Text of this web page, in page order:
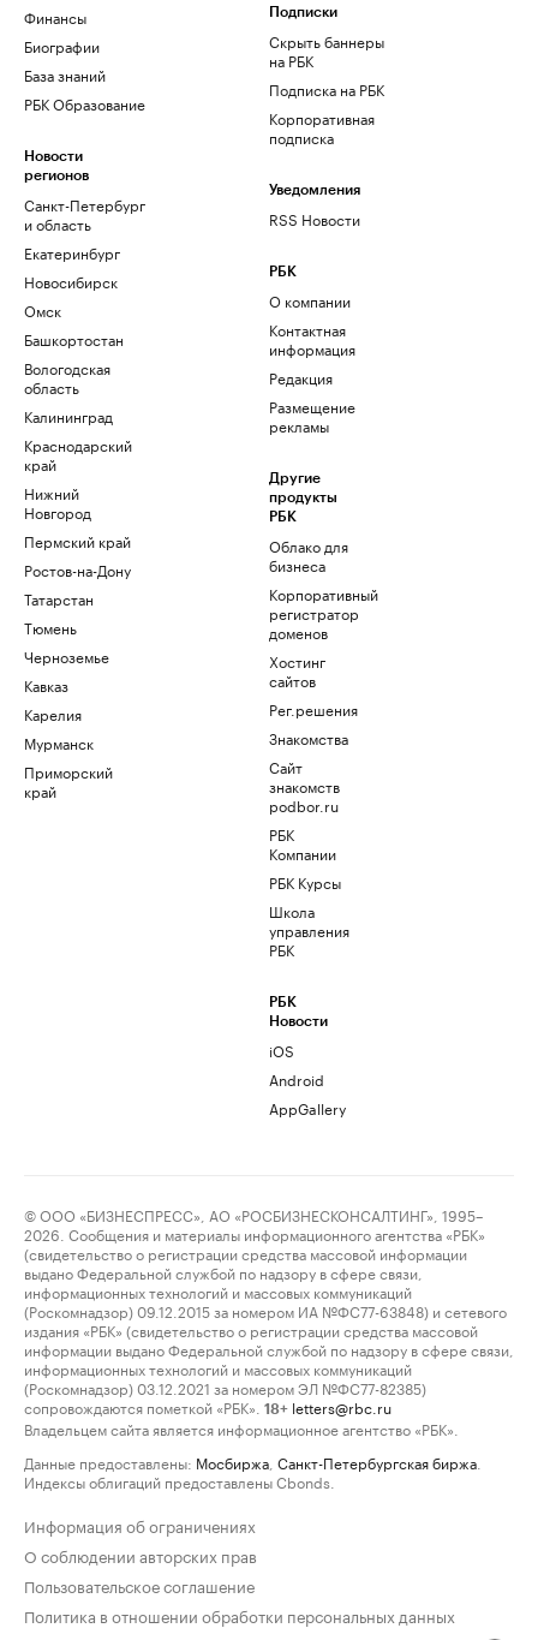
Финансы
Биографии
База знаний
РБК Образование
Новости
регионов
Санкт-Петербург
и область
Екатеринбург
Новосибирск
Омск
Башкортостан
Вологодская
область
Калининград
Краснодарский
край
Нижний
Новгород
Пермский край
Ростов-на-Дону
Татарстан
Тюмень
Черноземье
Кавказ
Карелия
Мурманск
Приморский
край
Подписки
Скрыть баннеры
на РБК
Подписка на РБК
Корпоративная
подписка
Уведомления
RSS Новости
РБК
О компании
Контактная
информация
Редакция
Размещение
рекламы
Другие
продукты
РБК
Облако для
бизнеса
Корпоративный
регистратор
доменов
Хостинг
сайтов
Рег.решения
Знакомства
Сайт
знакомств
podbor.ru
РБК
Компании
РБК Курсы
Школа
управления
РБК
РБК
Новости
iOS
Android
AppGallery
© ООО «БИЗНЕСПРЕСС», АО «РОСБИЗНЕСКОНСАЛТИНГ», 1995–
2026. Сообщения и материалы информационного агентства «РБК»
(свидетельство о регистрации средства массовой информации
выдано Федеральной службой по надзору в сфере связи,
информационных технологий и массовых коммуникаций
(Роскомнадзор) 09.12.2015 за номером ИА №ФС77-63848) и сетевого
издания «РБК» (свидетельство о регистрации средства массовой
информации выдано Федеральной службой по надзору в сфере связи,
информационных технологий и массовых коммуникаций
(Роскомнадзор) 03.12.2021 за номером ЭЛ №ФС77-82385)
сопровождаются пометкой «РБК».
18+ letters@rbc.ru
Владельцем сайта является информационное агентство «РБК».
Данные предоставлены: Мосбиржа Санкт-Петербургская биржа
Индексы облигаций предоставлены Cbonds.
Информация об ограничениях
О соблюдении авторских прав
Пользовательское соглашение
Политика в отношении обработки персональных данных